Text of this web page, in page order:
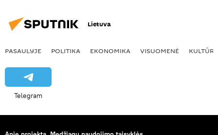
Lietuva
PASAULYJE POLITIKA EKONOMIKA VISUOMENĖ KULTŪRA
Telegram